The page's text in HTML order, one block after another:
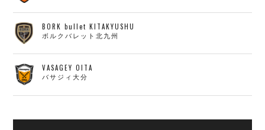
BORK bullet KITAKYUSHU
ボルクバレット北九州
VASAGEY OITA
バサジィ大分